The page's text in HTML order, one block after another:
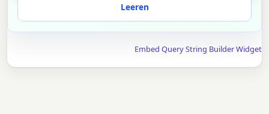
Leeren
Embed Query String Builder Widget